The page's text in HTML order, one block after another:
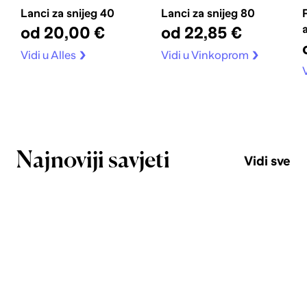
Lanci za snijeg 40
od 20,00 €
Vidi u Alles
Lanci za snijeg 80
od 22,85 €
Vidi u Vinkoprom
Najnoviji savjeti Vidi sve